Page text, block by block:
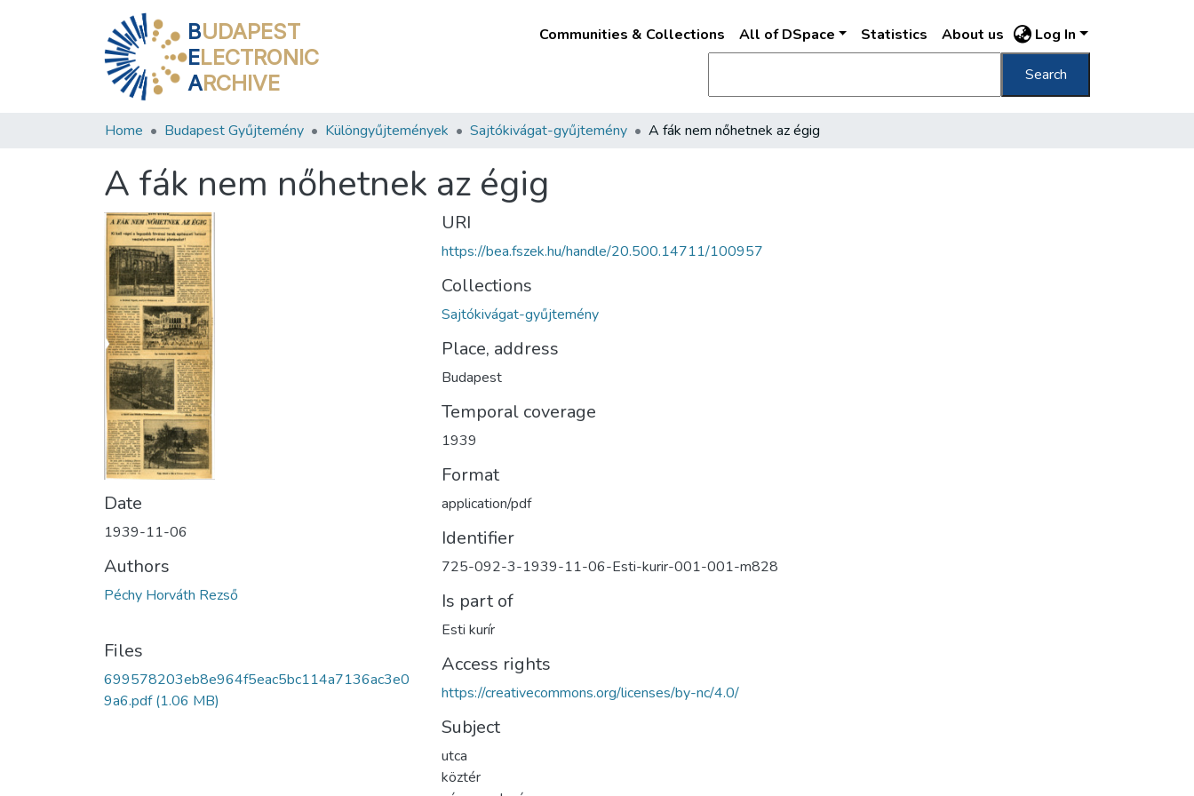
BUDAPEST
ELECTRONIC
ARCHIVE
Communities & Collections All of DSpace Statistics About us Log In
Search
Home Budapest Gyűjtemény Különgyűjtemények Sajtókivágat-gyűjtemény A fák nem nőhetnek az égig
A fák nem nőhetnek az égig
Date
1939-11-06
Authors
Péchy Horváth Rezső
Files
699578203eb8e964f5eac5bc114a7136ac3e0
9a6.pdf(1.06 MB)
URI
https://bea.fszek.hu/handle/20.500.14711/100957
Collections
Sajtókivágat-gyűjtemény
Place, address
Budapest
Temporal coverage
1939
Format
application/pdf
Identifier
725-092-3-1939-11-06-Esti-kurir-001-001-m828
Is part of
Esti kurír
Access rights
https://creativecommons.org/licenses/by-nc/4.0/
Subject
utca
köztér